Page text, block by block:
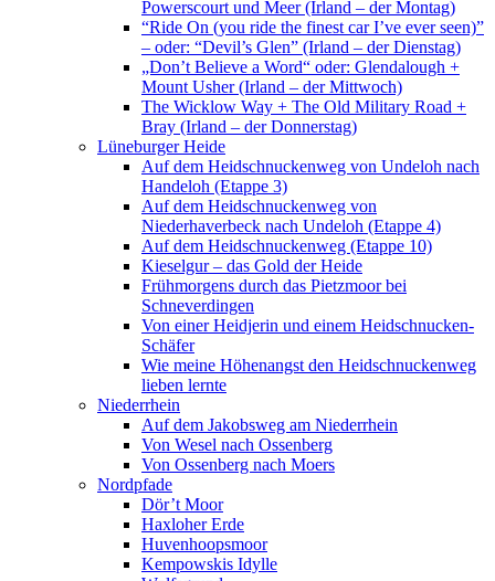
Powerscourt und Meer (Irland – der Montag)
“Ride On (you ride the finest car I’ve ever seen)”
– oder: “Devil’s Glen” (Irland – der Dienstag)
„Don’t Believe a Word“ oder: Glendalough +
Mount Usher (Irland – der Mittwoch)
The Wicklow Way + The Old Military Road +
Bray (Irland – der Donnerstag)
Lüneburger Heide
Auf dem Heidschnuckenweg von Undeloh nach
Handeloh (Etappe 3)
Auf dem Heidschnuckenweg von
Niederhaverbeck nach Undeloh (Etappe 4)
Auf dem Heidschnuckenweg (Etappe 10)
Kieselgur – das Gold der Heide
Frühmorgens durch das Pietzmoor bei
Schneverdingen
Von einer Heidjerin und einem Heidschnucken-
Schäfer
Wie meine Höhenangst den Heidschnuckenweg
lieben lernte
Niederrhein
Auf dem Jakobsweg am Niederrhein
Von Wesel nach Ossenberg
Von Ossenberg nach Moers
Nordpfade
Dör’t Moor
Haxloher Erde
Huvenhoopsmoor
Kempowskis Idylle